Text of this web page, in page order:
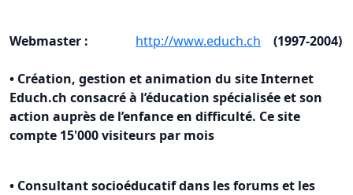
Webmaster : http://www.educh.ch (1997-2004)
• Création, gestion et animation du site Internet
Educh.ch consacré à l’éducation spécialisée et son
action auprès de l’enfance en difficulté. Ce site
compte 15'000 visiteurs par mois
• Consultant socioéducatif dans les forums et les